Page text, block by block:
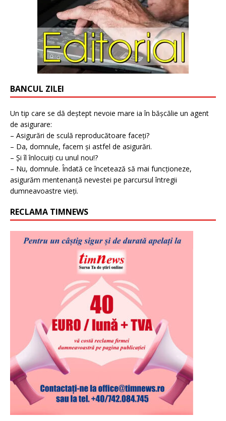
BANCUL ZILEI
Un tip care se dă deștept nevoie mare ia în bășcălie un agent
de asigurare:
– Asigurări de sculă reproducătoare faceți?
– Da, domnule, facem și astfel de asigurări.
– Și îl înlocuiți cu unul nou!?
– Nu, domnule. Îndată ce încetează să mai funcționeze,
asigurăm mentenanță nevestei pe parcursul întregii
dumneavoastre vieți.
RECLAMA TIMNEWS